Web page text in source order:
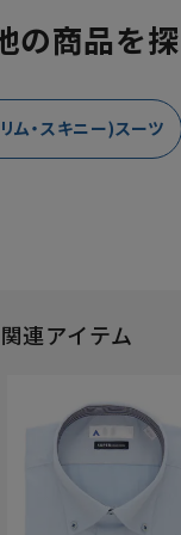
の商品を
ム・スキニー)スーツ
連アイテム